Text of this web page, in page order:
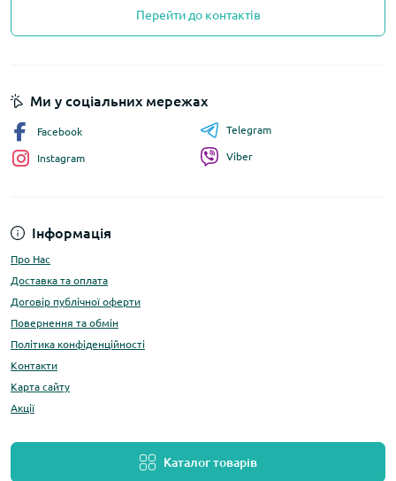
Перейти до контактів
Інформація
Про Нас
Доставка та оплата
Договір публічної оферти
Повернення та обмін
Політика конфіденційності
Контакти
Карта сайту
Акції
Каталог товарів
Ми у соціальних мережах
Facebook
Instagram
Telegram
Viber